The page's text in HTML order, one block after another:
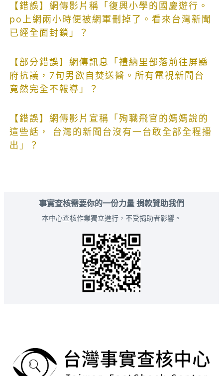
【錯誤】網傳影片稱「復興小學的國慶遊行。
po上網兩小時便被網軍刪掉了。看來台灣新聞
已經全面封鎖」？
【部分錯誤】網傳訊息「禮納里部落前往屏縣
府抗議，7旬男欲自焚送醫。所有電視新聞台
竟然完全不報導」？
【錯誤】網傳影片宣稱「殉職飛官的媽媽說的
這些話， 台灣的新聞台沒有一台敢全部全程播
出」？
事實查核需要你的一份力量 捐款贊助我們
本中心查核作業獨立進行，不受捐助者影響。